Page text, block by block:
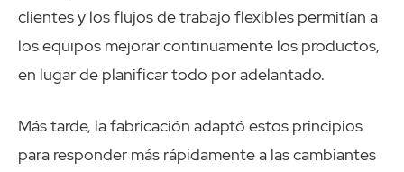
clientes y los flujos de trabajo flexibles permitían a
los equipos mejorar continuamente los productos,
en lugar de planificar todo por adelantado.
Más tarde, la fabricación adaptó estos principios
para responder más rápidamente a las cambiantes